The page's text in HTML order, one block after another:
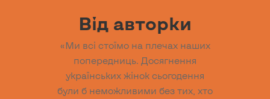
Від авторки
«Ми всі стоїмо на плечах наших
попередниць. Досягнення
українських жінок сьогодення
були б неможливими без тих, хто